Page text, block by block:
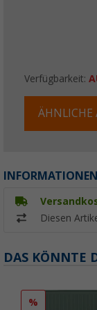
Verfügbarkeit:
ÄHNLICHE
Diesen
DAS KÖNNTE
%